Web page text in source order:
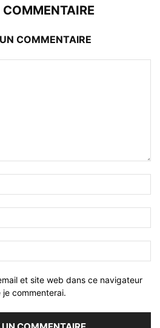
COMMENTAIRE
et site web dans ce navigateur
commenterai.